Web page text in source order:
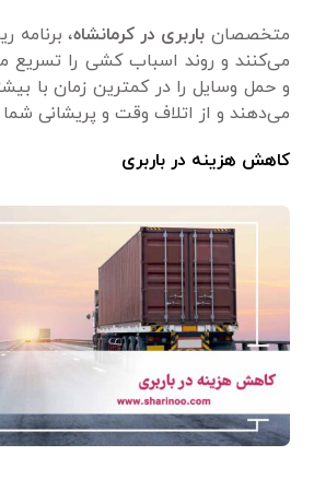
متخصصان باربری در کرمانشاه، برنامه
می‌کنند و روند اسباب کشی را تسریع
و حمل وسایل را در کمترین زمان با
می‌دهند و از اتلاف وقت و پریشانی
کاهش هزینه در باربری